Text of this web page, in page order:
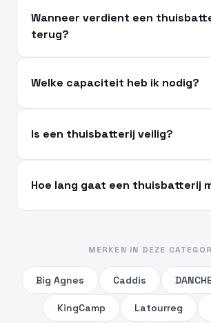
Wanneer verdient een
terug?
Welke capaciteit heb ik nodig?
Is een thuisbatterij veilig?
Hoe lang gaat een thuisbatterij
MERKEN IN DEZE
Big Agnes Caddis
KingCamp Latourreg